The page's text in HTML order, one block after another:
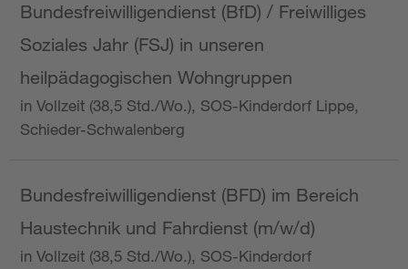
Bundesfreiwilligendienst (BfD) / Freiwilliges
Soziales Jahr (FSJ) in unseren
heilpädagogischen Wohngruppen
in Vollzeit (38,5 Std./Wo.), SOS-Kinderdorf Lippe,
Schieder-Schwalenberg
Bundesfreiwilligendienst (BFD) im Bereich
Haustechnik und Fahrdienst (m/w/d)
in Vollzeit (38,5 Std./Wo.), SOS-Kinderdorf